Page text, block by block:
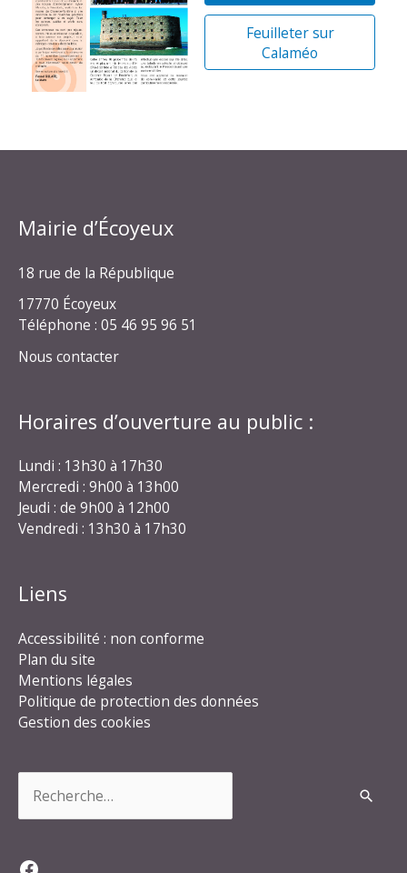
Feuilleter sur
Calaméo
Mairie d’Écoyeux
18 rue de la République
17770 Écoyeux
Téléphone : 05 46 95 96 51
Nous contacter
Horaires d’ouverture au public :
Lundi : 13h30 à 17h30
Mercredi : 9h00 à 13h00
Jeudi : de 9h00 à 12h00
Vendredi : 13h30 à 17h30
Liens
Accessibilité : non conforme
Plan du site
Mentions légales
Politique de protection des données
Gestion des cookies